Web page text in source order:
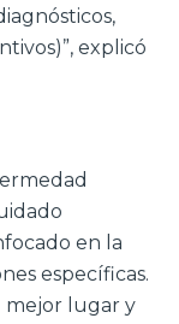
explicó
en la
específicas.
mejor lugar y